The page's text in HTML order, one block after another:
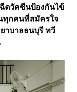
ดวัคซีนป้องกันไข้
ทุกคนที่สมัครใจ
าบาลธนบุรี ทวี